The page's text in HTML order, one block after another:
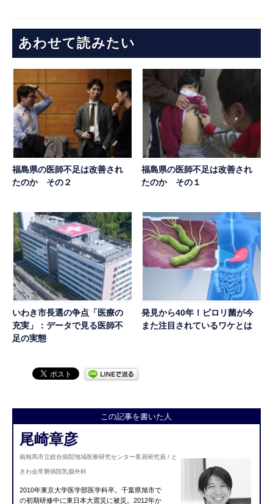
あわせて読みたい
福島県の医師不足は改善され
たのか その２
福島県の医師不足は改善され
たのか その１
いわき市長選の争点「医療の
充実」：データで見る医師不
足の実態
発見から40年！ピロリ菌が今
また注目されているワケとは
この記事を書いた人
尾崎章彦
南相馬市立総合病院地域医療研究センター客員研究員 / と
きわ会常磐病院乳腺外科
2010年東京大学医学部医学科卒。千葉県旭市で
の初期研修中に東日本大震災に被災。2012年か